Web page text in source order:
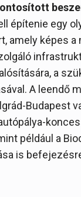
építenie egy
amely képes a
a
A leendő
Budapest
például a
is